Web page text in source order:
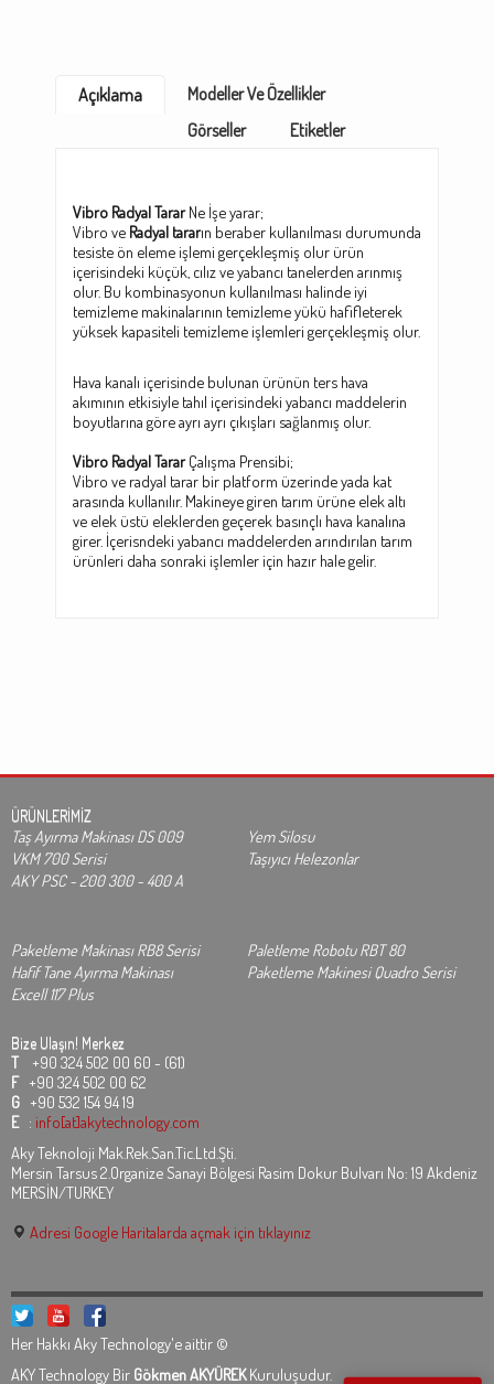
Açıklama
Modeller Ve Özellikler
Görseller
Etiketler
Vibro Radyal TararNe İşe yarar;
Vibro ve Radyal tararın beraber kullanılması durumunda
tesiste ön eleme işlemi gerçekleşmiş olur ürün
içerisindeki küçük, cılız ve yabancı tanelerden arınmış
olur. Bu kombinasyonun kullanılması halinde iyi
temizleme makinalarının temizleme yükü hafifleterek
yüksek kapasiteli temizleme işlemleri gerçekleşmiş olur.
Hava kanalı içerisinde bulunan ürünün ters hava
akımının etkisiyle tahıl içerisindeki yabancı maddelerin
boyutlarına göre ayrı ayrı çıkışları sağlanmış olur.
Vibro Radyal TararÇalışma Prensibi;
Vibro ve radyal tarar bir platform üzerinde yada kat
arasında kullanılır. Makineye giren tarım ürüne elek altı
ve elek üstü eleklerden geçerek basınçlı hava kanalına
girer. İçerisndeki yabancı maddelerden arındırılan tarım
ürünleri daha sonraki işlemler için hazır hale gelir.
ÜRÜNLERİMİZ
Taş Ayırma Makinası DS 009
Yem Silosu
VKM 700 Serisi
Taşıyıcı Helezonlar
AKY PSC - 200 300 - 400 A
Paketleme Makinası RB8 Serisi
Paletleme Robotu RBT 80
Hafif Tane Ayırma Makinası
Paketleme Makinesi Quadro Serisi
Excell 117 Plus
Bize Ulaşın! Merkez
T +90 324 502 00 60 - (61)
F +90 324 502 00 62
G +90 532 154 94 19
E : info[at]akytechnology.com
Aky Teknoloji Mak.Rek.San.Tic.Ltd.Şti.
Mersin Tarsus 2.Organize Sanayi Bölgesi Rasim Dokur Bulvarı No: 19 Akdeniz
MERSİN/TURKEY
Adresi Google Haritalarda açmak için tıklayınız
Her Hakkı Aky Technology'e aittir ©
AKY Technology Bir Gökmen AKYÜREKKuruluşudur.